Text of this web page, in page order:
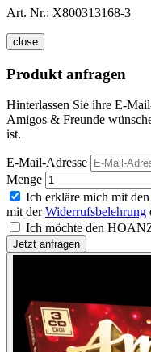
Art. Nr.: X800313168-3
close
Produkt anfragen
Hinterlassen Sie ihre E-
Amigos & Freunde
ist.
E-Mail-Adresse
Menge
Ich erkläre mich mit den
mit derWiderrufsbelehrung
Ich möchte den